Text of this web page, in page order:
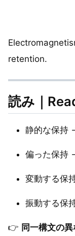
retention.
読み｜
静的な保持
偏った保持
変動する保
振動する保
👉 同一構文の